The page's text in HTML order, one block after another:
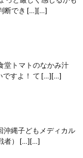
断でき […][…]
堂トマトのなかみ汁
ですよ！ て […][…]
沖縄子どもメディカル
者） […][…]